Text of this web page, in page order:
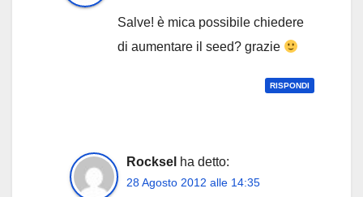
Salve! è mica possibile chiedere
di aumentare il seed? grazie
RISPONDI
Rocksel ha detto:
28 Agosto 2012 alle 14:35